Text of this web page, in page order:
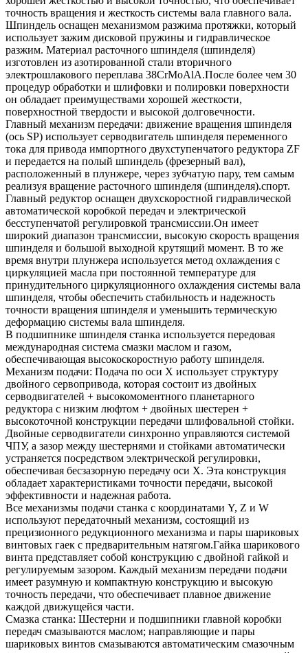
точность вращения и жесткость системы вала главного вала.
Шпиндель оснащен механизмом разжима протяжки, который
использует зажим дисковой пружины и гидравлическое
разжим. Материал расточного шпинделя (шпинделя)
изготовлен из азотированной стали вторичного
электрошлакового переплава 38CrMoAlA.После более чем 30
процедур обработки и шлифовки и полировки поверхности
он обладает преимуществами хорошей жесткости,
поверхностной твердости и высокой долговечности.
Главный механизм передачи: движение вращения шпинделя
(ось SP) использует серводвигатель шпинделя переменного
тока для привода импортного двухступенчатого редуктора ZF
и передается на полый шпиндель (фрезерный вал),
расположенный в плунжере, через зубчатую пару, тем самым
реализуя вращение расточного шпинделя (шпинделя).спорт.
Главный редуктор оснащен двухскоростной гидравлической
автоматической коробкой передач и электрической
бесступенчатой ​​регулировкой трансмиссии.Он имеет
широкий диапазон трансмиссии, высокую скорость вращения
шпинделя и большой выходной крутящий момент. В то же
время внутри плунжера используется метод охлаждения с
циркуляцией масла при постоянной температуре для
принудительного циркуляционного охлаждения системы вала
шпинделя, чтобы обеспечить стабильность и надежность
точности вращения шпинделя и уменьшить термическую
деформацию системы вала шпинделя.
В подшипнике шпинделя станка используется передовая
международная система смазки маслом и газом,
обеспечивающая высокоскоростную работу шпинделя.
Механизм подачи: Подача по оси X использует структуру
двойного сервопривода, которая состоит из двойных
серводвигателей + высокомоментного планетарного
редуктора с низким люфтом + двойных шестерен +
высокоточной конструкции передачи шлифовальной стойки.
Двойные серводвигатели синхронно управляются системой
ЧПУ, а зазор между шестернями и стойками автоматически
устраняется посредством электрической регулировки,
обеспечивая бесзазорную передачу оси X. Эта конструкция
обладает характеристиками точности передачи, высокой
эффективности и надежная работа.
Все механизмы подачи станка с координатами Y, Z и W
используют передаточный механизм, состоящий из
прецизионного редукционного механизма и пары шариковых
винтовых гаек с предварительным натягом.Гайка шарикового
винта представляет собой конструкцию с двойной гайкой и
регулируемым зазором. Каждый механизм передачи подачи
имеет разумную и компактную конструкцию и высокую
точность передачи, что обеспечивает плавное движение
каждой движущейся части.
Смазка станка: Шестерни и подшипники главной коробки
передач смазываются маслом; направляющие и пары
шариковых винтов смазываются автоматическим смазочным